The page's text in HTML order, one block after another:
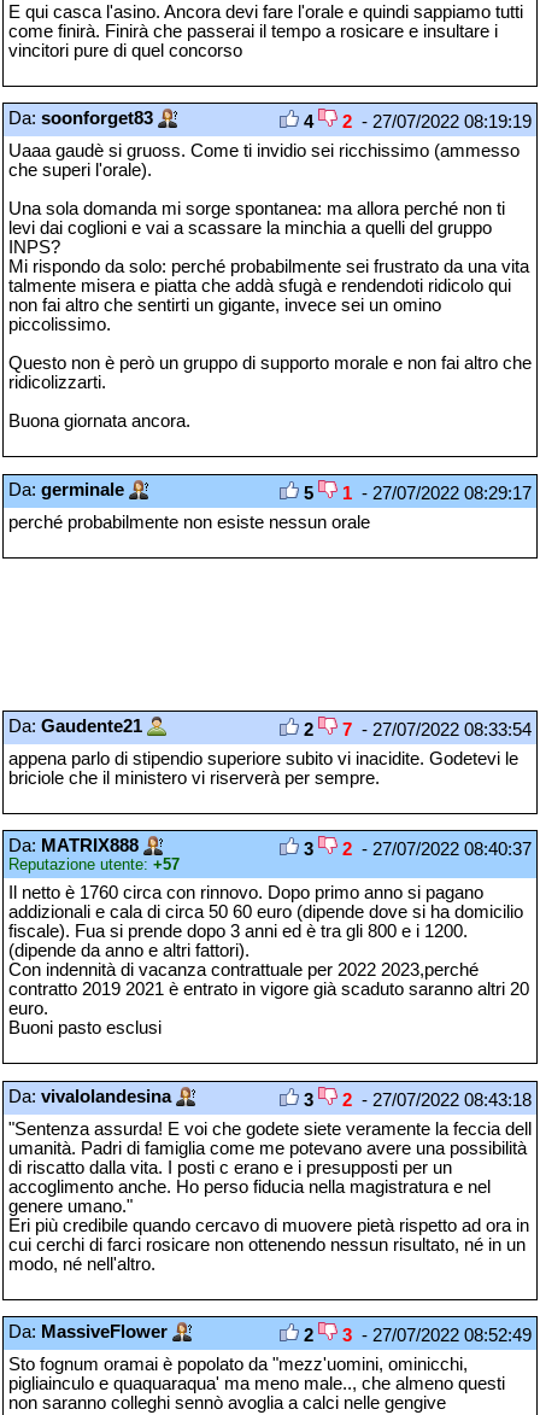
E qui casca l'asino. Ancora devi fare l'orale e quindi sappiamo tutti
come finirà. Finirà che passerai il tempo a rosicare e insultare i
vincitori pure di quel concorso
Da: soonforget83 4 2 - 27/07/2022 08:19:19
Uaaa gaudè si gruoss. Come ti invidio sei ricchissimo (ammesso
che superi l'orale).
Una sola domanda mi sorge spontanea: ma allora perché non ti
levi dai coglioni e vai a scassare la minchia a quelli del gruppo
INPS?
Mi rispondo da solo: perché probabilmente sei frustrato da una vita
talmente misera e piatta che addà sfugà e rendendoti ridicolo qui
non fai altro che sentirti un gigante, invece sei un omino
piccolissimo.
Questo non è però un gruppo di supporto morale e non fai altro che
ridicolizzarti.
Buona giornata ancora.
Da: germinale 5 1 - 27/07/2022 08:29:17
perché probabilmente non esiste nessun orale
Da: Gaudente21 2 7 - 27/07/2022 08:33:54
appena parlo di stipendio superiore subito vi inacidite. Godetevi le
briciole che il ministero vi riserverà per sempre.
Da: MATRIX888
Reputazione utente: +57
3 2 - 27/07/2022 08:40:37
Il netto è 1760 circa con rinnovo. Dopo primo anno si pagano
addizionali e cala di circa 50 60 euro (dipende dove si ha domicilio
fiscale). Fua si prende dopo 3 anni ed è tra gli 800 e i 1200.
(dipende da anno e altri fattori).
Con indennità di vacanza contrattuale per 2022 2023,perché
contratto 2019 2021 è entrato in vigore già scaduto saranno altri 20
euro.
Buoni pasto esclusi
Da: vivalolandesina 3 2 - 27/07/2022 08:43:18
"Sentenza assurda! E voi che godete siete veramente la feccia dell
umanità. Padri di famiglia come me potevano avere una possibilità
di riscatto dalla vita. I posti c erano e i presupposti per un
accoglimento anche. Ho perso fiducia nella magistratura e nel
genere umano."
Eri più credibile quando cercavo di muovere pietà rispetto ad ora in
cui cerchi di farci rosicare non ottenendo nessun risultato, né in un
modo, né nell'altro.
Da: MassiveFlower 2 3 - 27/07/2022 08:52:49
Sto fognum oramai è popolato da "mezz'uomini, ominicchi,
pigliainculo e quaquaraqua' ma meno male.., che almeno questi
non saranno colleghi sennò avoglia a calci nelle gengive